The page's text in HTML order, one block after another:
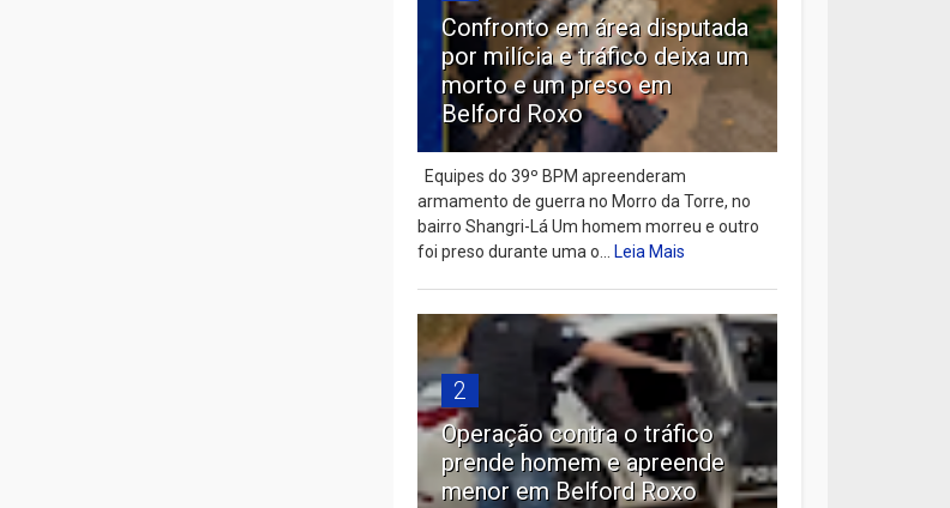
Confronto em área disputada
por milícia e tráfico deixa um
morto e um preso em
Belford Roxo
Equipes do 39º BPM apreenderam
armamento de guerra no Morro da Torre, no
bairro Shangri-Lá Um homem morreu e outro
foi preso durante uma o...Leia Mais
2
Operação contra o tráfico
prende homem e apreende
menor em Belford Roxo